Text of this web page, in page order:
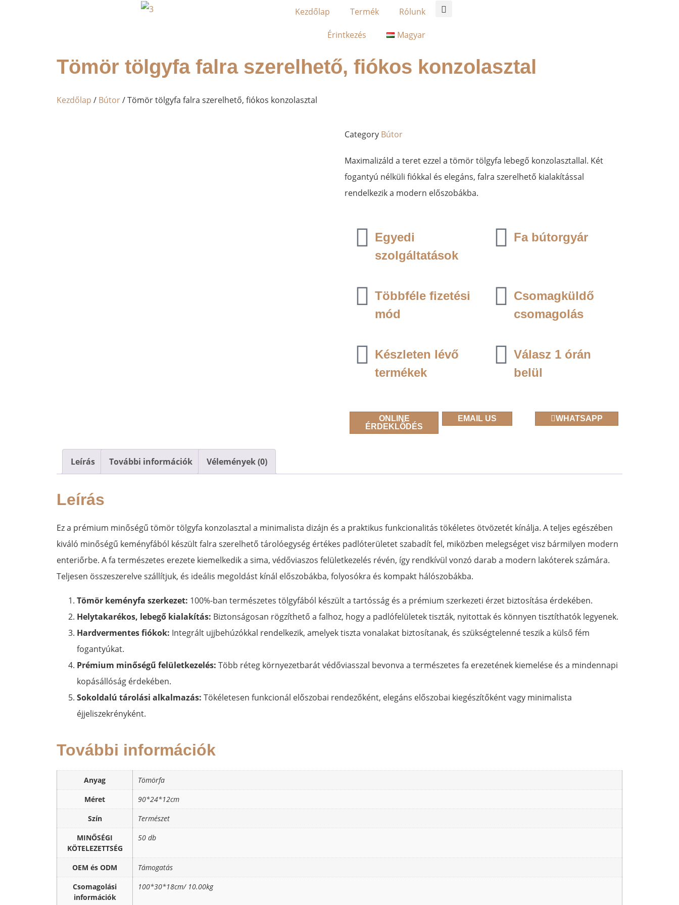
Kezdőlap Termék Rólunk
Érintkezés Magyar
Tömör tölgyfa falra szerelhető, fiókos konzolasztal
Kezdőlap / Bútor/ Tömör tölgyfa falra szerelhető, fiókos konzolasztal
Category Bútor
Maximalizáld a teret ezzel a tömör tölgyfa lebegő konzolasztallal. Két
fogantyú nélküli fiókkal és elegáns, falra szerelhető kialakítással
rendelkezik a modern előszobákba.
Egyedi
szolgáltatások
Fa bútorgyár
Többféle fizetési
mód
Csomagküldő
csomagolás
Készleten lévő
termékek
Válasz 1 órán
belül
ONLINE
ÉRDEKLŐDÉS
EMAIL US WHATSAPP
Leírás További információk Vélemények (0)
Leírás
Ez a prémium minőségű tömör tölgyfa konzolasztal a minimalista dizájn és a praktikus funkcionalitás tökéletes ötvözetét kínálja. A teljes egészében
kiváló minőségű keményfából készült falra szerelhető tárolóegység értékes padlóterületet szabadít fel, miközben melegséget visz bármilyen modern
enteriőrbe. A fa természetes erezete kiemelkedik a sima, védőviaszos felületkezelés révén, így rendkívül vonzó darab a modern lakóterek számára.
Teljesen összeszerelve szállítjuk, és ideális megoldást kínál előszobákba, folyosókra és kompakt hálószobákba.
Tömör keményfa szerkezet: 100%-ban természetes tölgyfából készült a tartósság és a prémium szerkezeti érzet biztosítása érdekében.
Helytakarékos, lebegő kialakítás: Biztonságosan rögzíthető a falhoz, hogy a padlófelületek tiszták, nyitottak és könnyen tisztíthatók legyenek.
Hardvermentes fiókok: Integrált ujjbehúzókkal rendelkezik, amelyek tiszta vonalakat biztosítanak, és szükségtelenné teszik a külső fém
fogantyúkat.
Prémium minőségű felületkezelés: Több réteg környezetbarát védőviasszal bevonva a természetes fa erezetének kiemelése és a mindennapi
kopásállóság érdekében.
Sokoldalú tárolási alkalmazás: Tökéletesen funkcionál előszobai rendezőként, elegáns előszobai kiegészítőként vagy minimalista
éjjeliszekrényként.
További információk
Anyag
Tömörfa
Méret
90*24*12cm
Szín
Természet
MINŐSÉGI
KÖTELEZETTSÉG
50 db
OEM és ODM
Támogatás
Csomagolási
információk
100*30*18cm/ 10.00kg